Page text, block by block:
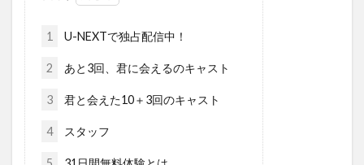
1 U-NEXTで独占配信中！
2 あと3回、君に会えるのキャスト
3 君と会えた10＋3回のキャスト
4 スタッフ